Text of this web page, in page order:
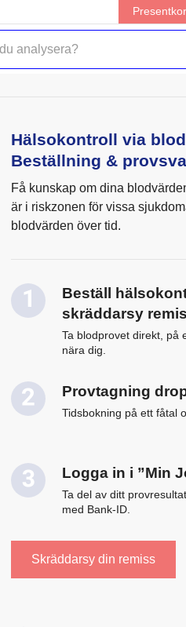
Hälsokontroll via
Beställning &
Få kunskap om dina
är i riskzonen för vissa
blodvärden över tid.
Beställ
skräddarsy
Ta blodprovet direkt, på
nära dig.
Provtagning
Tidsbokning på ett fåtal
Logga in i ”Min
Ta del av ditt
med Bank-ID.
Skräddarsy din remiss